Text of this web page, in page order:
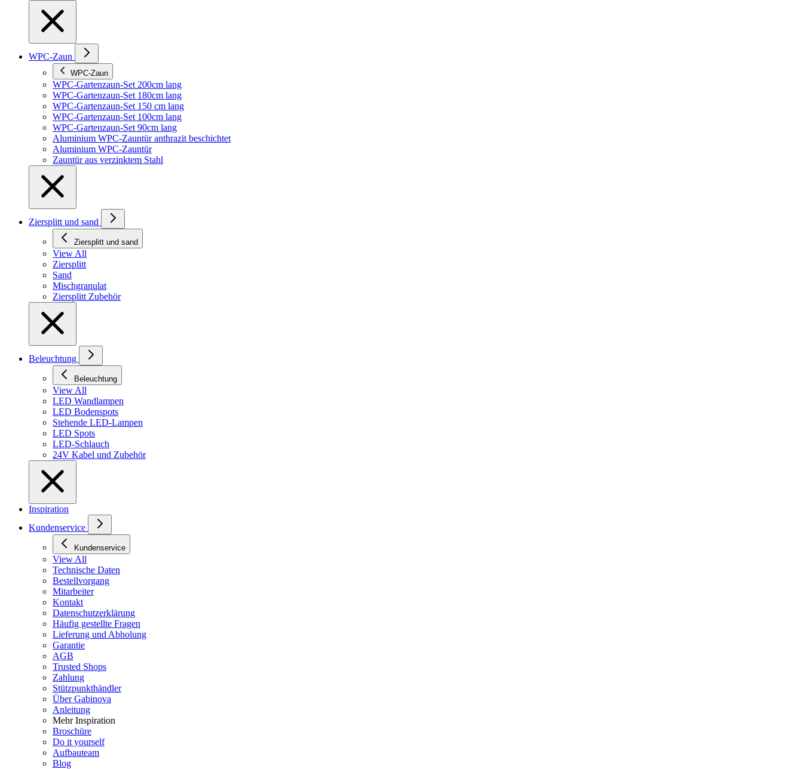
WPC-Zaun
WPC-Zaun
WPC-Gartenzaun-Set 200cm lang
WPC-Gartenzaun-Set 180cm lang
WPC-Gartenzaun-Set 150 cm lang
WPC-Gartenzaun-Set 100cm lang
WPC-Gartenzaun-Set 90cm lang
Aluminium WPC-Zauntür anthrazit beschichtet
Aluminium WPC-Zauntür
Zauntür aus verzinktem Stahl
Ziersplitt und sand
Ziersplitt und sand
View All
Ziersplitt
Sand
Mischgranulat
Ziersplitt Zubehör
Beleuchtung
Beleuchtung
View All
LED Wandlampen
LED Bodenspots
Stehende LED-Lampen
LED Spots
LED-Schlauch
24V Kabel und Zubehör
Inspiration
Kundenservice
Kundenservice
View All
Technische Daten
Bestellvorgang
Mitarbeiter
Kontakt
Datenschutzerklärung
Häufig gestellte Fragen
Lieferung und Abholung
Garantie
AGB
Trusted Shops
Zahlung
Stützpunkthändler
Über Gabinova
Anleitung
Mehr Inspiration
Broschüre
Do it yourself
Aufbauteam
Blog